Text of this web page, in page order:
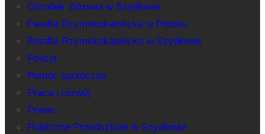
Ośrodek Zdrowia w Szydłowie
Parafia Rzymskokatolicka w Potoku
Parafia Rzymskokatolicka w Szydłowie
Policja
Pomoc społeczna
Praca i rozwój
Prawo
Publiczne Przedszkole w Szydłowie